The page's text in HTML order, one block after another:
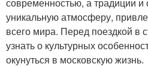
уникальную атмосферу,
всего мира. Перед поездкой в
узнать о культурных
окунуться в московскую жизнь.